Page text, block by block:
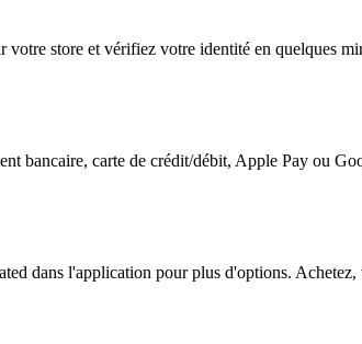
votre store et vérifiez votre identité en quelques
bancaire, carte de crédit/débit, Apple Pay ou
dans l'application pour plus d'options.